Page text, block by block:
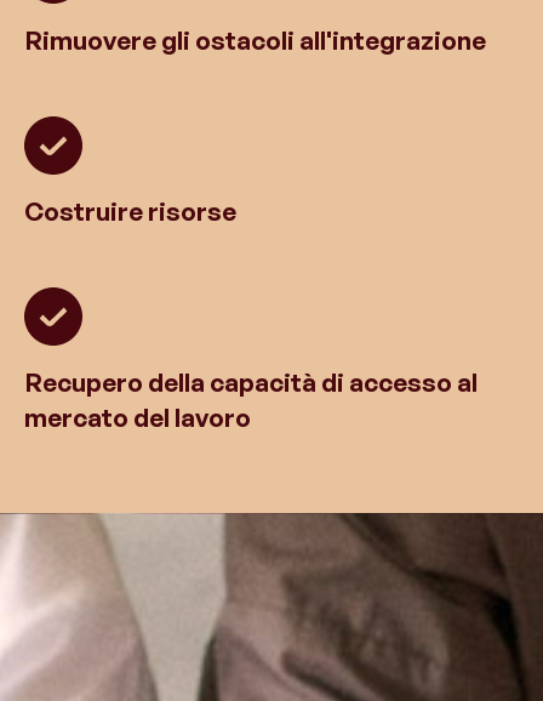
Rimuovere gli ostacoli all'integrazione
Costruire risorse
Recupero della capacità di accesso al
mercato del lavoro